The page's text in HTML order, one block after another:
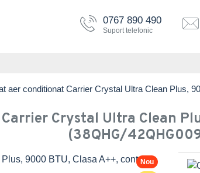
0767 890 490
Suport telefonic
aer conditionat Carrier Crystal Ultra Clean Plus,
Crystal Ultra Clean
(38QHG/
Nou